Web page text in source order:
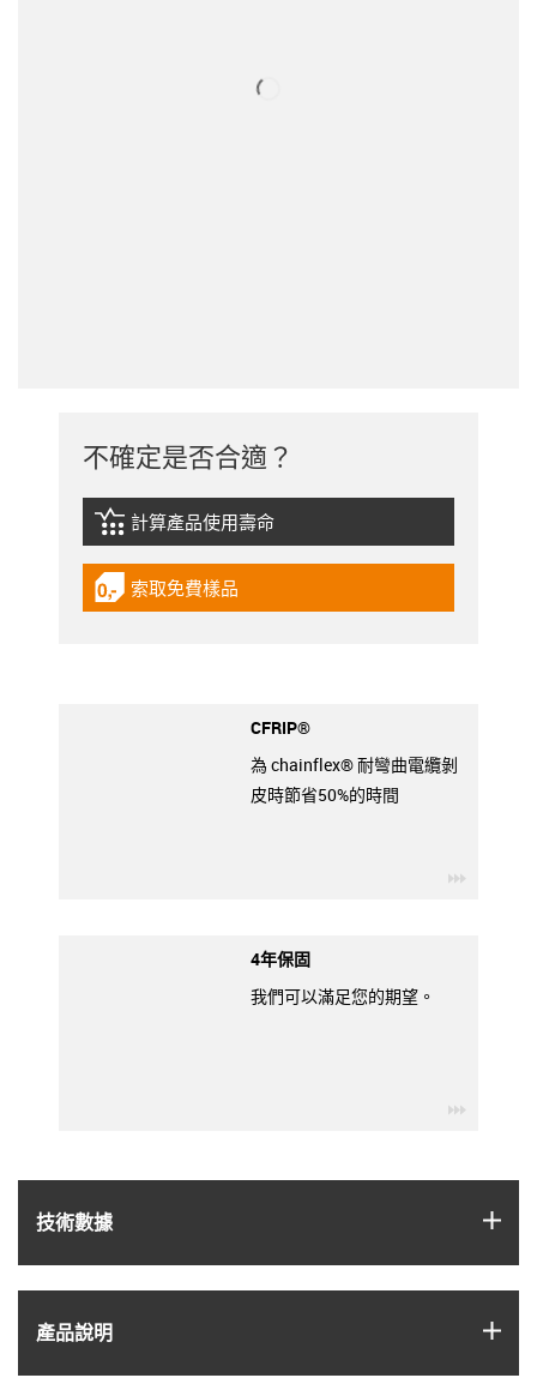
技術數據
產品說明
不確定是否合適？
igus-icon-lebensdauerrechner
計算產品使用壽命
igus-icon-gratismuster
索取免費樣品
CFRIP®
為 chainflex® 耐彎曲電纜剝
皮時節省50%的時間
4年保固
我們可以滿足您的期望。